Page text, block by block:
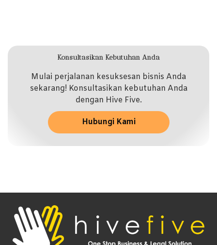
Konsultasikan Kebutuhan Anda
Mulai perjalanan kesuksesan bisnis Anda
sekarang! Konsultasikan kebutuhan Anda
dengan Hive Five.
Hubungi Kami